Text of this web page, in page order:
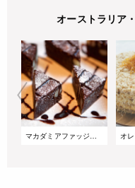
オーストラリア
マカダミアファッジブラウニー